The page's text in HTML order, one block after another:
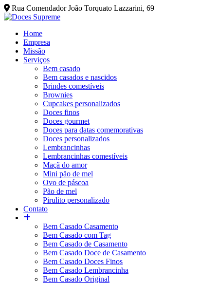
Rua Comendador João Torquato Lazzarini, 69
Home
Empresa
Missão
Serviços
Bem casado
Bem casados e nascidos
Brindes comestíveis
Brownies
Cupcakes personalizados
Doces finos
Doces gourmet
Doces para datas comemorativas
Doces personalizados
Lembrancinhas
Lembrancinhas comestíveis
Maçã do amor
Mini pão de mel
Ovo de páscoa
Pão de mel
Pirulito personalizado
Contato
Bem Casado Casamento
Bem Casado com Tag
Bem Casado de Casamento
Bem Casado Doce de Casamento
Bem Casado Doces Finos
Bem Casado Lembrancinha
Bem Casado Original